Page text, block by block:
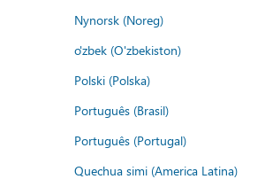
Nynorsk (Noreg)
o'zbek (O'zbekiston)
Polski (Polska)
Português (Brasil)
Português (Portugal)
Quechua simi (America Latina)